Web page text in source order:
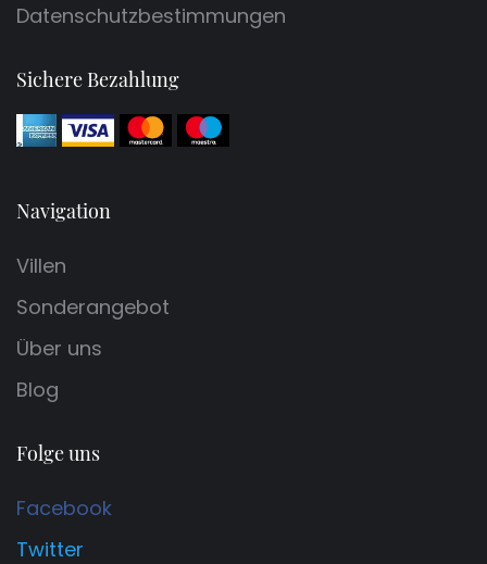
Datenschutzbestimmungen
Sichere Bezahlung
Navigation
Villen
Sonderangebot
Über uns
Blog
Folge uns
Facebook
Twitter